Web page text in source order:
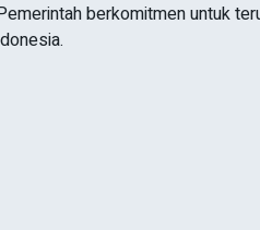
berkomitmen untuk